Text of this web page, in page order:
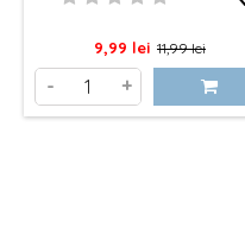
Pret
9,99 lei Pret
baza
11,99 lei
- +